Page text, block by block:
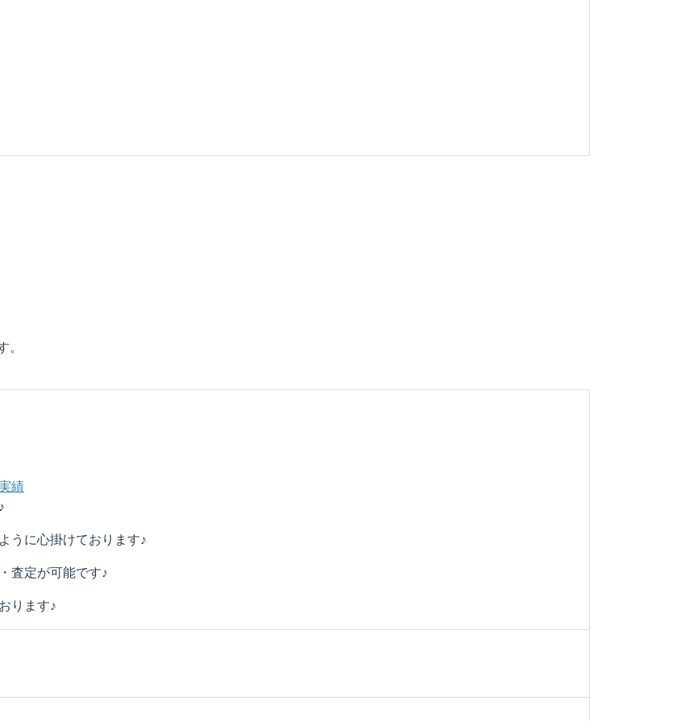
。
績
うに心掛けております♪
査定が可能です♪
ります♪